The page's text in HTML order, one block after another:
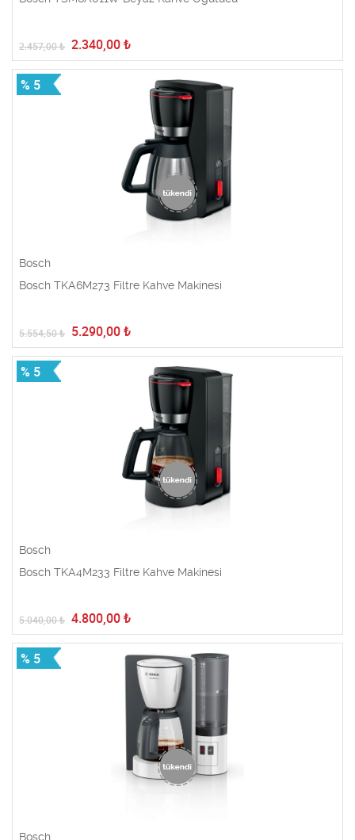
2.457,00₺ 2.340,00 ₺
% 5
Bosch
Bosch TKA6M273 Filtre Kahve Makinesi
5.554,50₺ 5.290,00 ₺
% 5
Bosch
Bosch TKA4M233 Filtre Kahve Makinesi
5.040,00₺ 4.800,00 ₺
% 5
Bosch